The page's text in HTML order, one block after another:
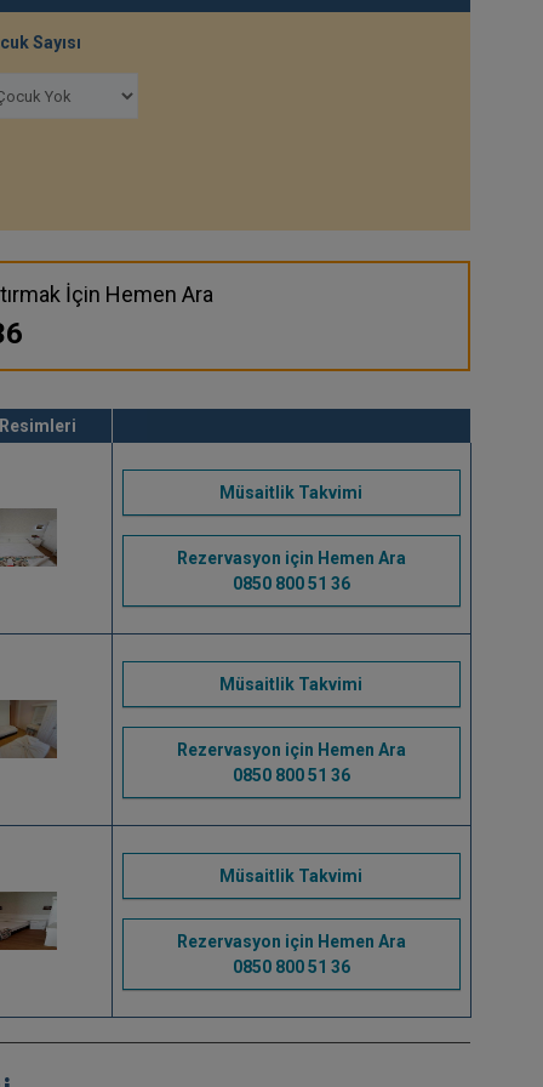
Sayısı
İçin Hemen Ara
Resimleri
Müsaitlik Takvimi
Rezervasyon için Hemen Ara
0850 800 51 36
Müsaitlik Takvimi
Rezervasyon için Hemen Ara
0850 800 51 36
Müsaitlik Takvimi
Rezervasyon için Hemen Ara
0850 800 51 36